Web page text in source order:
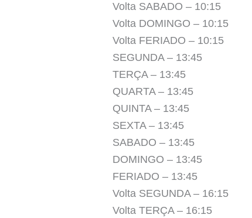
Volta SABADO – 10:15
Volta DOMINGO – 10:15
Volta FERIADO – 10:15
SEGUNDA – 13:45
TERÇA – 13:45
QUARTA – 13:45
QUINTA – 13:45
SEXTA – 13:45
SABADO – 13:45
DOMINGO – 13:45
FERIADO – 13:45
Volta SEGUNDA – 16:15
Volta TERÇA – 16:15